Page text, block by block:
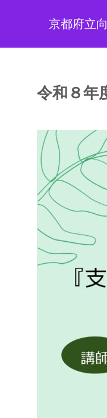
京都府立
令和８年